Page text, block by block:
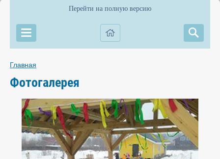
Перейти на полную версию
Главная
Фотогалерея